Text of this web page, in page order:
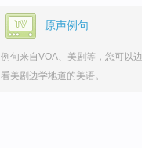
原声例句
例句来自VOA、美剧等，您可以边
看美剧边学地道的美语。